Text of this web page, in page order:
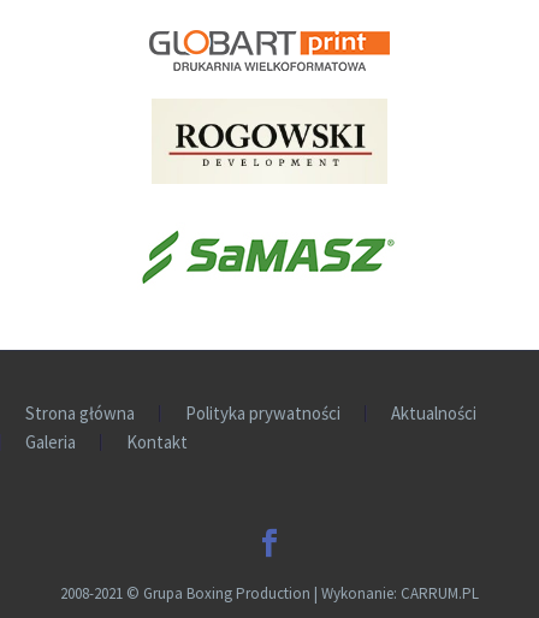
Strona główna Polityka prywatności
Aktualności
Galeria
Kontakt
2008-2021 © Grupa Boxing Production | Wykonanie: CARRUM.PL